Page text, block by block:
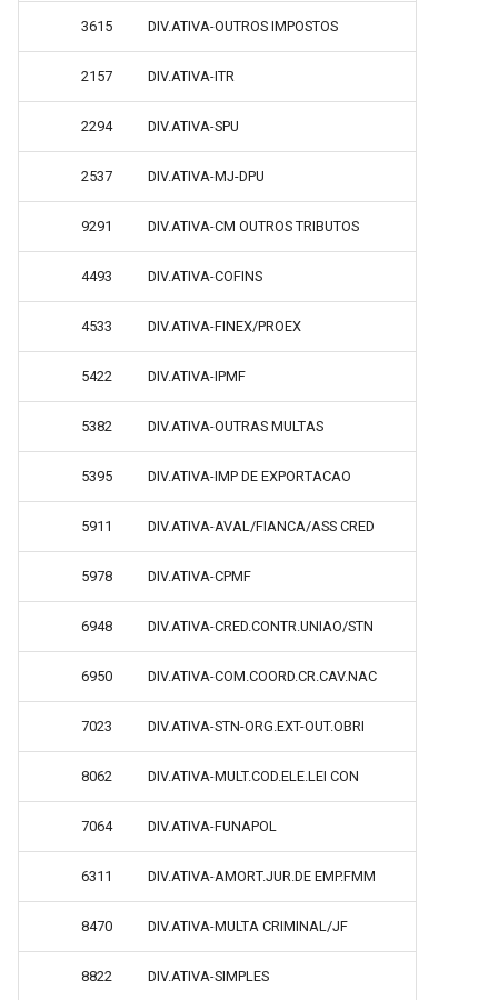
3615 DIV.ATIVA-OUTROS IMPOSTOS
2157 DIV.ATIVA-ITR
2294 DIV.ATIVA-SPU
2537 DIV.ATIVA-MJ-DPU
9291 DIV.ATIVA-CM OUTROS TRIBUTOS
4493 DIV.ATIVA-COFINS
4533 DIV.ATIVA-FINEX/PROEX
5422 DIV.ATIVA-IPMF
5382 DIV.ATIVA-OUTRAS MULTAS
5395 DIV.ATIVA-IMP DE EXPORTACAO
5911 DIV.ATIVA-AVAL/FIANCA/ASS CRED
5978 DIV.ATIVA-CPMF
6948 DIV.ATIVA-CRED.CONTR.UNIAO/STN
6950 DIV.ATIVA-COM.COORD.CR.CAV.NAC
7023 DIV.ATIVA-STN-ORG.EXT-OUT.OBRI
8062 DIV.ATIVA-MULT.COD.ELE.LEI CON
7064 DIV.ATIVA-FUNAPOL
6311 DIV.ATIVA-AMORT.JUR.DE EMP.FMM
8470 DIV.ATIVA-MULTA CRIMINAL/JF
8822 DIV.ATIVA-SIMPLES